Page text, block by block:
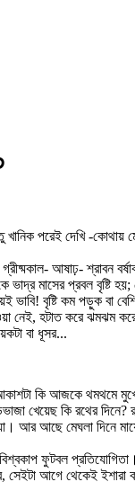
খানিক পরেই দেখি -
আষাঢ়- শ্রাবন
মাসের প্রবল বৃষ্টি
ভাবি! বৃষ্টি কম পড়ুক বা
হটাত করে ঝমঝম করে
বা ধূসর...
কি আজকে থমথমে
খেয়েছ কি রথের দিনে?
আর আছে মেঘলা দিনে
ফুটবল
আগে থেকেই ইশারা